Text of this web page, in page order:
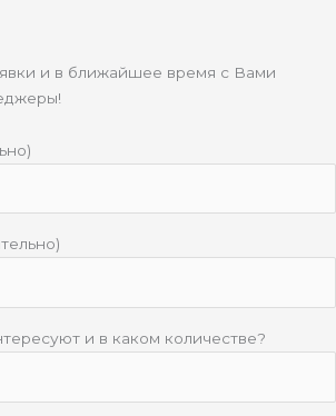
и в ближайшее время с Вами
и в каком количестве?